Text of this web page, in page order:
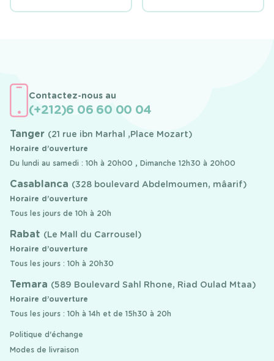
Contactez-nous au
(+212)6 06 60 00 04
Tanger (21 rue ibn Marhal ,Place Mozart)
Horaire d’ouverture
Du lundi au samedi : 10h à 20h00 , Dimanche 12h30 à 20h00
Casablanca (328 boulevard Abdelmoumen, mâarif)
Horaire d’ouverture
Tous les jours de 10h à 20h
Rabat (Le Mall du Carrousel)
Horaire d’ouverture
Tous les jours : 10h à 20h30
Temara (589 Boulevard Sahl Rhone, Riad Oulad Mtaa)
Horaire d’ouverture
Tous les jours : 10h à 14h et de 15h30 à 20h
Politique d'échange
Modes de livraison